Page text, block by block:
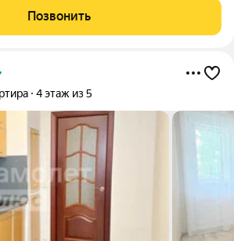
и 14 кв м. Раздельный санузел. Лоджия
Позвонить
4 этаж из 5